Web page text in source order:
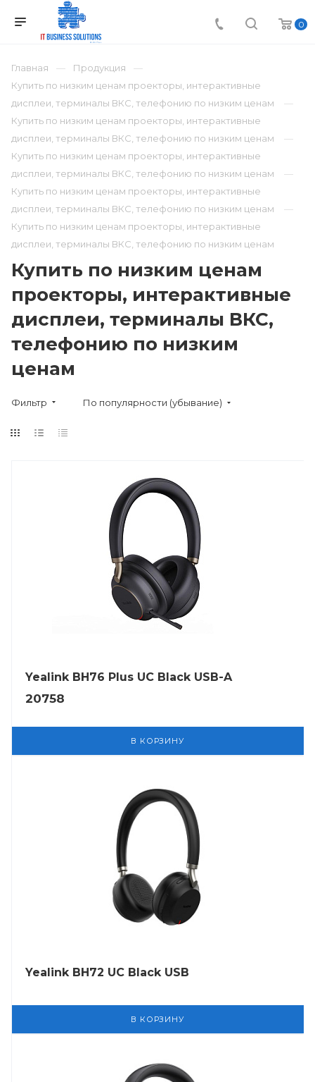
0
Главная
Продукция
Купить по низким ценам проекторы, интерактивные
дисплеи, терминалы ВКС, телефонию по низким ценам
Купить по низким ценам проекторы, интерактивные
дисплеи, терминалы ВКС, телефонию по низким ценам
Купить по низким ценам проекторы, интерактивные
дисплеи, терминалы ВКС, телефонию по низким ценам
Купить по низким ценам проекторы, интерактивные
дисплеи, терминалы ВКС, телефонию по низким ценам
Купить по низким ценам проекторы, интерактивные
дисплеи, терминалы ВКС, телефонию по низким ценам
Купить по низким ценам
проекторы, интерактивные
дисплеи, терминалы ВКС,
телефонию по низким
ценам
Фильтр По популярности (убывание)
Yealink BH76 Plus UC Black USB-A
20758
В КОРЗИНУ
Yealink BH72 UC Black USB
В КОРЗИНУ